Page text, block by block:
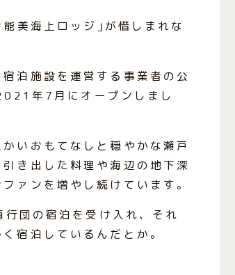
美海上ロッジ｣が惜しまれな
泊施設を運営する事業者の公
年7月にオープンしまし
いおもてなしと穏やかな瀬戸
き出した料理や海辺の地下深
ァンを増やし続けています。
団の宿泊を受け入れ、それ
宿泊しているんだとか。